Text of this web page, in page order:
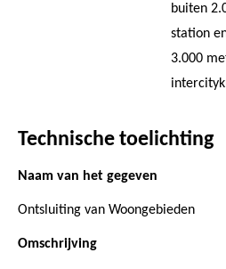
buiten
station
3.000
Technische toelichting
Naam van het gegeven
Ontsluiting van Woongebieden
Omschrijving